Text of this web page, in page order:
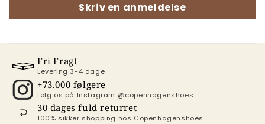
Skriv en anmeldelse
Fri Fragt
Levering 3-4 dage
+73.000 følgere
følg os på Instagram @copenhagenshoes
30 dages fuld returret
100% sikker shopping hos Copenhagenshoes